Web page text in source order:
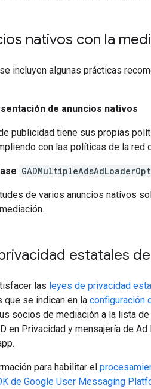
nativos con la
se incluyen algunas prácticas
de anuncios nativos
de publicidad tiene sus propias
con las políticas de la
de varios anuncios nativos
estatales de
las leyes de privacidad
que se indican en la configuración
tus socios de mediación a la lista
en Privacidad y mensajería de
para habilitar el
de Google User Messaging